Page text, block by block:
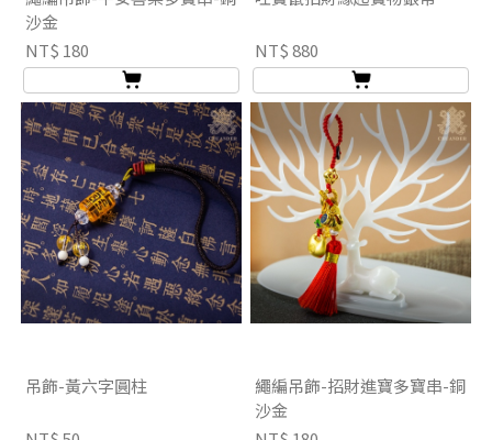
沙金
NT$ 180
NT$ 880
吊飾-黃六字圓柱
繩編吊飾-招財進寶多寶串-銅
沙金